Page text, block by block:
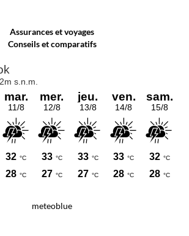
Assurances et voyages
Conseils et comparatifs
meteoblue